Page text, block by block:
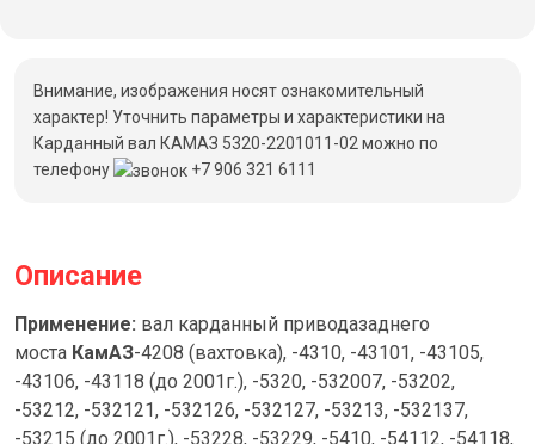
Внимание, изображения носят ознакомительный
характер! Уточнить параметры и характеристики на
Карданный вал КАМАЗ 5320-2201011-02 можно по
телефону
+7 906 321 6111
Описание
Применение: вал карданный приводазаднего
моста КамАЗ-4208 (вахтовка), -4310, -43101, -43105,
-43106, -43118 (до 2001г.), -5320, -532007, -53202,
-53212, -532121, -532126, -532127, -53213, -532137,
-53215 (до 2001г.), -53228, -53229, -5410, -54112, -54118,